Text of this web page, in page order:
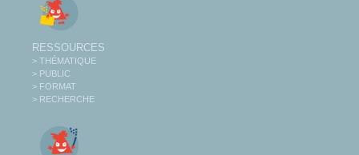
RESSOURCES
> THÉMATIQUE
> PUBLIC
> FORMAT
> RECHERCHE